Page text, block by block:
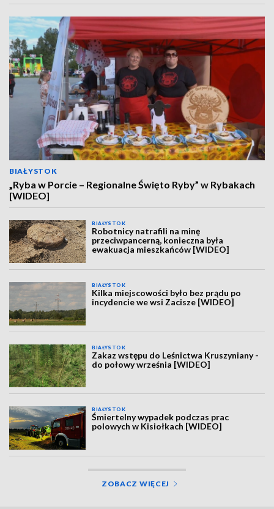
BIAŁYSTOK
„Ryba w Porcie – Regionalne Święto Ryby” w Rybakach
[WIDEO]
BIAŁYSTOK
Robotnicy natrafili na minę
przeciwpancerną, konieczna była
ewakuacja mieszkańców [WIDEO]
BIAŁYSTOK
Kilka miejscowości było bez prądu po
incydencie we wsi Zacisze [WIDEO]
BIAŁYSTOK
Zakaz wstępu do Leśnictwa Kruszyniany -
do połowy września [WIDEO]
BIAŁYSTOK
Śmiertelny wypadek podczas prac
polowych w Kisiołkach [WIDEO]
ZOBACZ WIĘCEJ